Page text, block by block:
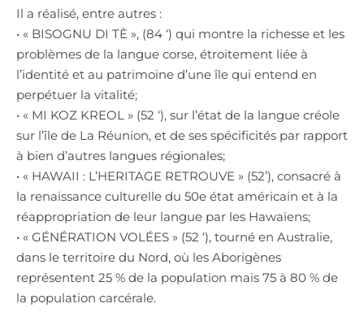
Il a réalisé, entre autres :
• « BISOGNU DI TÈ », (84 ‘) qui montre la richesse et les
problèmes de la langue corse, étroitement liée à
l’identité et au patrimoine d’une île qui entend en
perpétuer la vitalité;
• « MI KOZ KREOL » (52 ‘), sur l’état de la langue créole
sur l’île de La Réunion, et de ses spécificités par rapport
à bien d’autres langues régionales;
• « HAWAII : L’HERITAGE RETROUVE » (52’), consacré à
la renaissance culturelle du 50e état américain et à la
réappropriation de leur langue par les Hawaïens;
• « GÉNÉRATION VOLÉES » (52 ‘), tourné en Australie,
dans le territoire du Nord, où les Aborigènes
représentent 25 % de la population mais 75 à 80 % de
la population carcérale.